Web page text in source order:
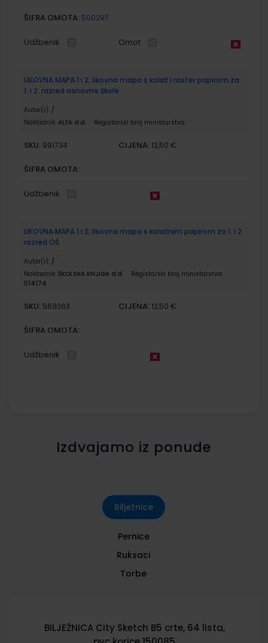
ŠIFRA OMOTA: 500297
Udžbenik Omot
LIKOVNA MAPA 1 i 2; likovna mapa s kolaž i raster papirom za
1. i 2. razred osnovne škole
Autor(i): /
Nakladnik: ALFA d.d. Registarski broj ministarstva:
SKU: 991734 CIJENA: 12,50 €
ŠIFRA OMOTA:
Udžbenik
LIKOVNA MAPA 1 i 2; likovna mapa s kolažnim papirom za 1. i 2.
razred OŠ
Autor(i): /
Nakladnik: ŠKOLSKA KNJIGA d.d.
Registarski broj ministarstva:
014174
SKU: 569363 CIJENA: 12,50 €
ŠIFRA OMOTA:
Udžbenik
Izdvajamo iz ponude
Bilježnice
Pernice
Ruksaci
Torbe
BILJEŽNICA City Sketch B5 crte, 64 lista,